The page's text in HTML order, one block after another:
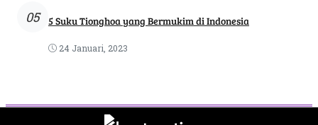
05 5 Suku Tionghoa yang Bermukim di Indonesia
24 Januari, 2023